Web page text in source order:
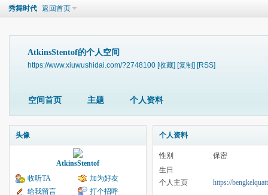
秀舞时代 返回首页
AtkinsStentof的个人空间
https://www.xiuwushidai.com/?2748100 [收藏] [复制] [RSS]
空间首页 主题 个人资料
头像
AtkinsStentof
收听TA
加为好友
给我留言
打个招呼
个人资料
性别
保密
生日
个人主页
https://